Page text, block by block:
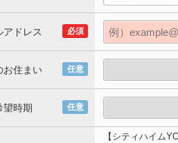
必須
アドレス
任意
お住まい
任意
望時期
【シティハイム